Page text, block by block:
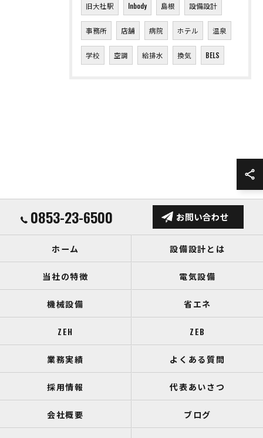
旧大社駅 Inbody 島根 設備設計
事務所 店舗 病院 ホテル 温泉
学校 空調 給排水 換気 BELS
0853-23-6500 お問い合わせ
ホーム 設備設計とは
当社の特徴 電気設備
機械設備 省エネ
ZEH ZEB
業務実績 よくある質問
採用情報 代表あいさつ
会社概要 ブログ